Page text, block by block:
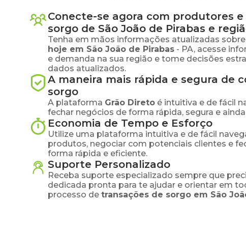
Conecte-se agora com produtores
sorgo de São João de Pirabas e
Tenha em mãos informações atualizadas
hoje em São João de Pirabas - PA, acesse
e demanda na sua região e tome decisões
dados atualizados.
A maneira mais rápida e segura de
sorgo
A plataforma Grão Direto é intuitiva e de fácil
fechar negócios de forma rápida, segura e
Economia de Tempo e Esforço
Utilize uma plataforma intuitiva e de fácil
produtos, negociar com potenciais clientes e
forma rápida e eficiente.
Suporte Personalizado
Receba suporte especializado sempre que
dedicada pronta para te ajudar e orientar em
processo de transações de sorgo em São